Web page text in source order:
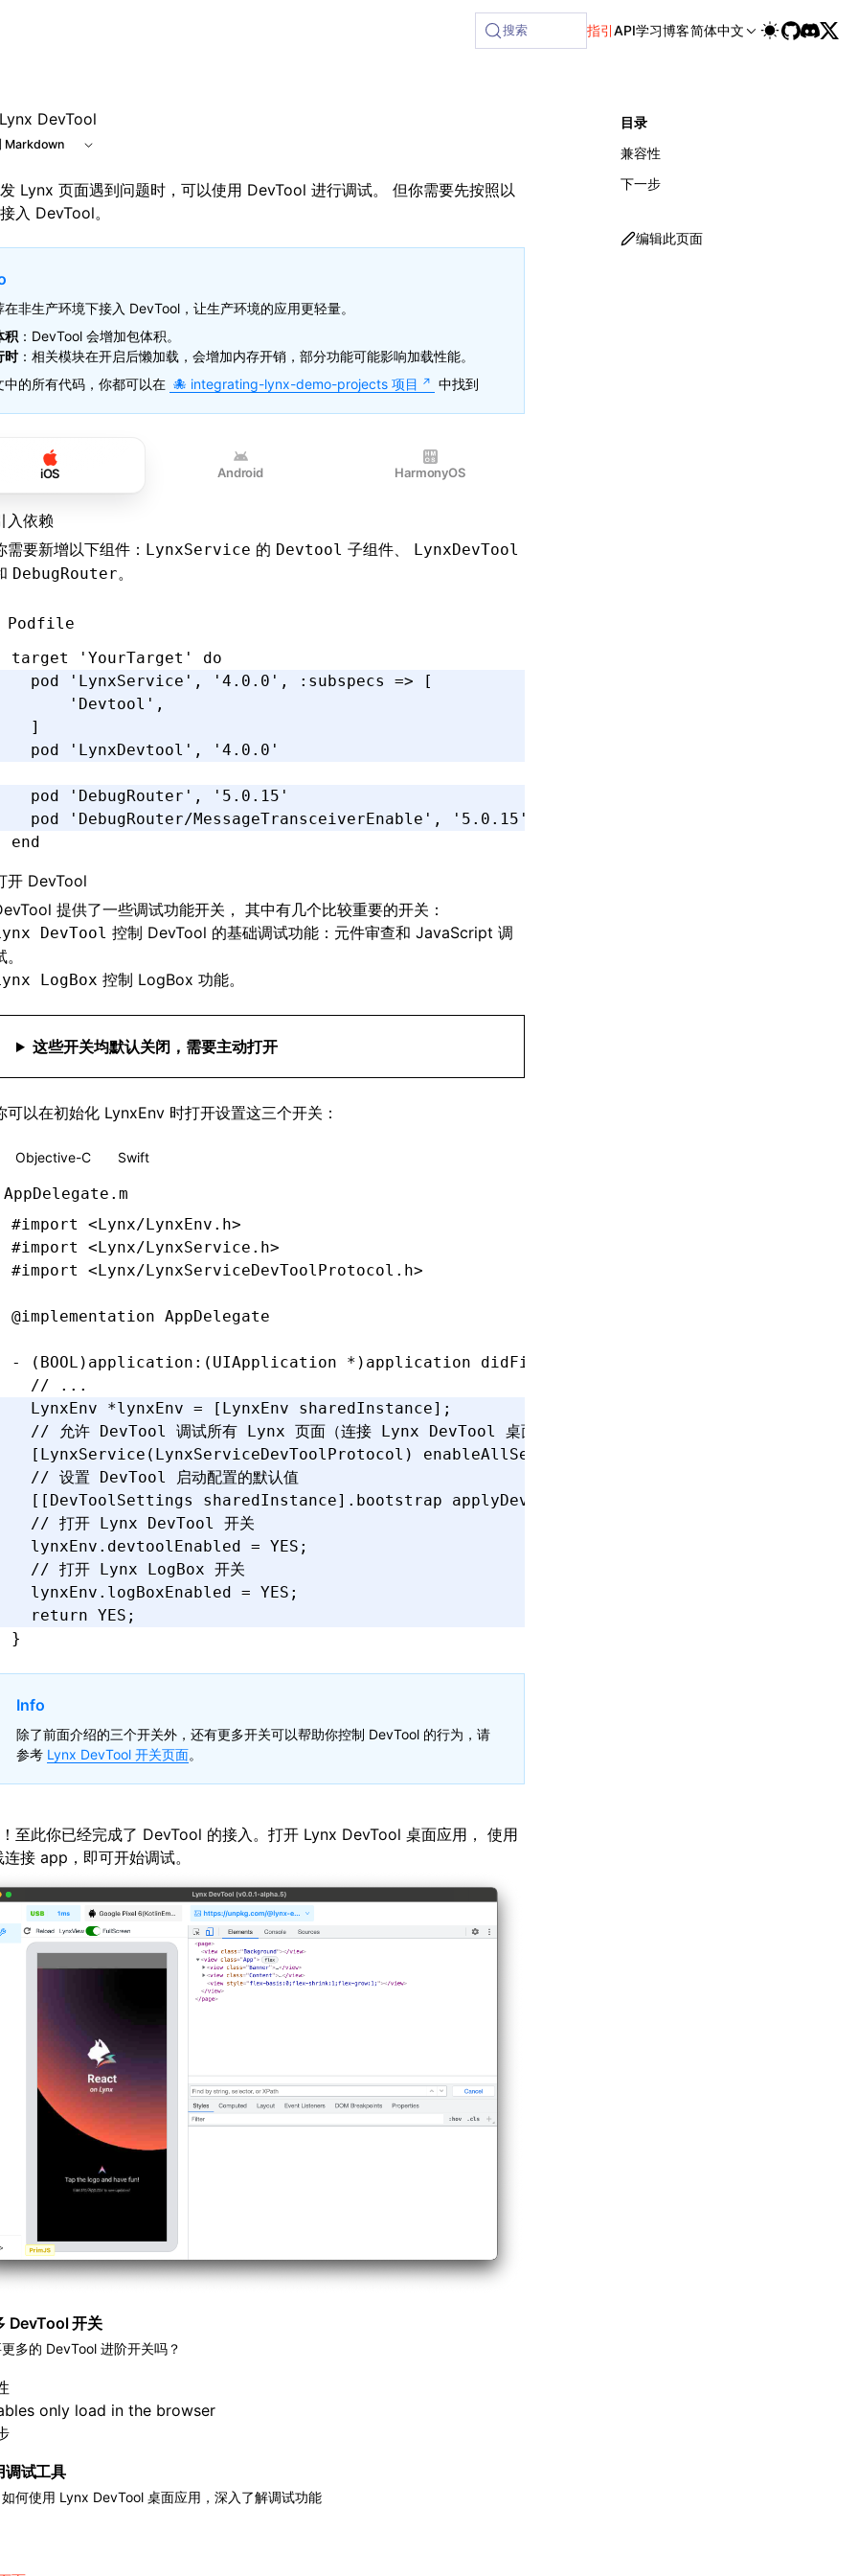
搜索 指引API学习博客简体中文
DevTool
Markdown
Lynx 页面遇到问题时，可以使用 DevTool 进行调试。 但你需要先按照以
入 DevTool。
在非生产环境下接入 DevTool，让生产环境的应用更轻量。
积 ：DevTool 会增加包体积。
时：相关模块在开启后懒加载，会增加内存开销，部分功能可能影响加载性能。
中的所有代码，你都可以在
integrating-lynx-demo-projects 项目 中找到
iOS Android HarmonyOS
入依赖
需要新增以下组件： LynxService 的 Devtool 子组件、 LynxDevTool
DebugRouter。
Podfile
target
'YourTarget'
do
  pod
'LynxService' , '4.0.0' , :subspecs => [
      'Devtool'
,
  ]
  pod
'LynxDevtool' , '4.0.0'
  pod
'DebugRouter' ,
'5.0.15'
  pod
'DebugRouter/MessageTransceiverEnable' ,
'5.0.15'
end
开 DevTool
提供了一些调试功能开关， 其中有几个比较重要的开关：
DevTool 控制 DevTool 的基础调试功能：元件审查和 JavaScript 调
LogBox 控制 LogBox 功能。
这些开关均默认关闭，需要主动打开
可以在初始化 LynxEnv 时打开设置这三个开关：
Objective-C Swift
AppDelegate.m
#import
<Lynx/LynxEnv.h>
#import
<Lynx/LynxService.h>
#import
<Lynx/LynxServiceDevToolProtocol.h>
@implementation AppDelegate
- ( BOOL ) application : (UIApplication * ) application didFinishLaunchingWithOptions
  // ...
  LynxEnv
*lynxEnv = [LynxEnv sharedInstance];
  // 允许 DevTool 调试所有 Lynx 页面（连接 Lynx DevTool 桌面应用必需）
  [
LynxService( LynxServiceDevToolProtocol) enableAllSessions
  // 设置 DevTool 启动配置的默认值
  [[DevToolSettings
sharedInstance].bootstrap applyDevelopmentDefaultsIfUnset
  // 打开 Lynx DevTool 开关
  lynxEnv
. devtoolEnabled = YES ;
  // 打开 Lynx LogBox 开关
  lynxEnv
. logBoxEnabled = YES ;
  return
YES ;
}
Info
除了前面介绍的三个开关外，还有更多开关可以帮助你控制 DevTool 的行为，请
参考 Lynx DevTool 开关页面。
至此你已经完成了 DevTool 的接入。打开 Lynx DevTool 桌面应用， 使用
接 app，即可开始调试。
DevTool 开关
多的 DevTool 进阶开关吗？
only load in the browser
调试工具
何使用 Lynx DevTool 桌面应用，深入了解调试功能
目录
兼容性
下一步
编辑此页面